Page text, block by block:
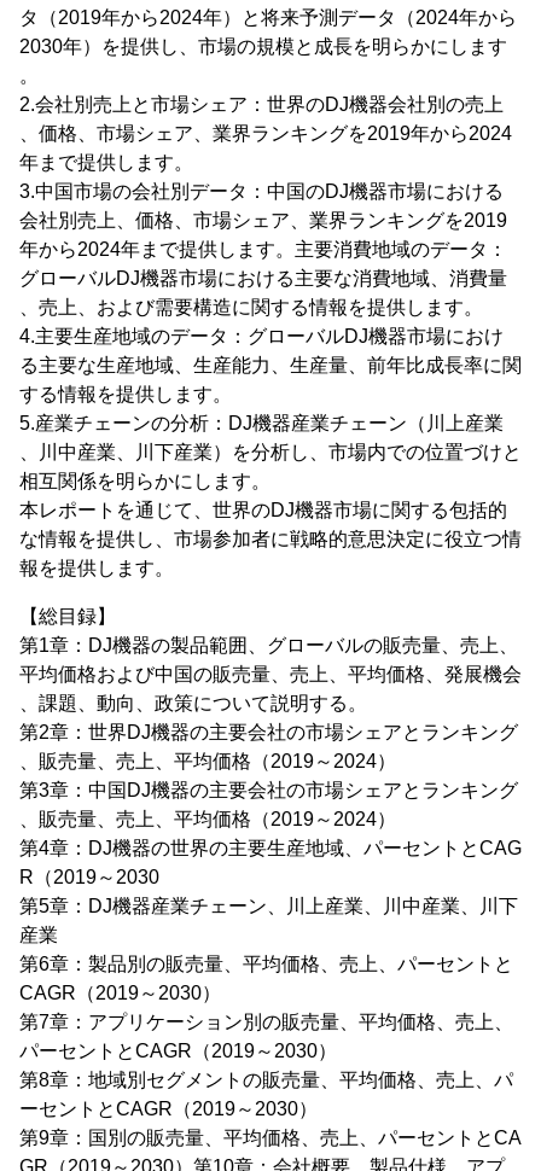
タ（2019年から2024年）と将来予測データ（2024年から
2030年）を提供し、市場の規模と成長を明らかにします
。
2.会社別売上と市場シェア：世界のDJ機器会社別の売上
、価格、市場シェア、業界ランキングを2019年から2024
年まで提供します。
3.中国市場の会社別データ：中国のDJ機器市場における
会社別売上、価格、市場シェア、業界ランキングを2019
年から2024年まで提供します。主要消費地域のデータ：
グローバルDJ機器市場における主要な消費地域、消費量
、売上、および需要構造に関する情報を提供します。
4.主要生産地域のデータ：グローバルDJ機器市場におけ
る主要な生産地域、生産能力、生産量、前年比成長率に関
する情報を提供します。
5.産業チェーンの分析：DJ機器産業チェーン（川上産業
、川中産業、川下産業）を分析し、市場内での位置づけと
相互関係を明らかにします。
本レポートを通じて、世界のDJ機器市場に関する包括的
な情報を提供し、市場参加者に戦略的意思決定に役立つ情
報を提供します。
【総目録】
第1章：DJ機器の製品範囲、グローバルの販売量、売上、
平均価格および中国の販売量、売上、平均価格、発展機会
、課題、動向、政策について説明する。
第2章：世界DJ機器の主要会社の市場シェアとランキング
、販売量、売上、平均価格（2019～2024）
第3章：中国DJ機器の主要会社の市場シェアとランキング
、販売量、売上、平均価格（2019～2024）
第4章：DJ機器の世界の主要生産地域、パーセントとCAG
R（2019～2030
第5章：DJ機器産業チェーン、川上産業、川中産業、川下
産業
第6章：製品別の販売量、平均価格、売上、パーセントと
CAGR（2019～2030）
第7章：アプリケーション別の販売量、平均価格、売上、
パーセントとCAGR（2019～2030）
第8章：地域別セグメントの販売量、平均価格、売上、パ
ーセントとCAGR（2019～2030）
第9章：国別の販売量、平均価格、売上、パーセントとCA
GR（2019～2030）第10章：会社概要、製品仕様、アプ